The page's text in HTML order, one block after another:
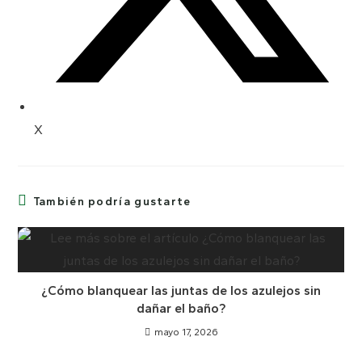
X
También podría gustarte
¿Cómo blanquear las juntas de los azulejos sin
dañar el baño?
mayo 17, 2026